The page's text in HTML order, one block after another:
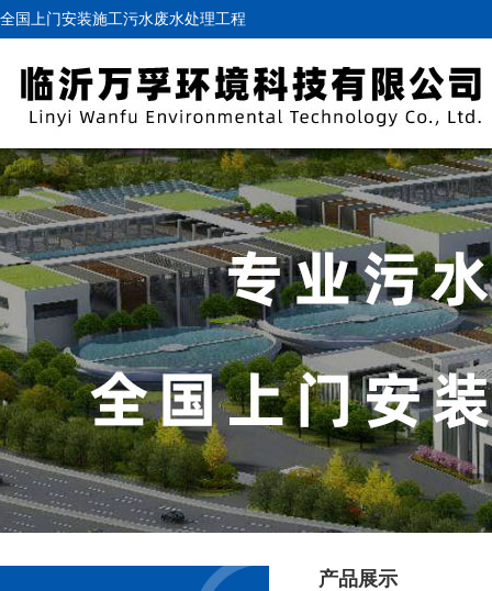
全国上门安装施工污水废水处理工程
产品展示